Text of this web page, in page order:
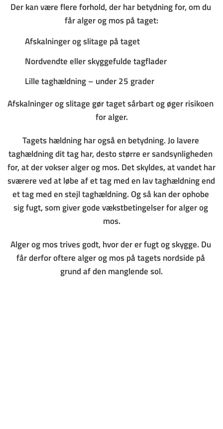
Der kan være flere forhold, der har betydning for, om du
får alger og mos på taget:
Afskalninger og slitage på taget
Nordvendte eller skyggefulde tagflader
Lille taghældning – under 25 grader
Afskalninger og slitage gør taget sårbart og øger risikoen
for alger.
Tagets hældning har også en betydning. Jo lavere
taghældning dit tag har, desto større er sandsynligheden
for, at der vokser alger og mos. Det skyldes, at vandet har
sværere ved at løbe af et tag med en lav taghældning end
et tag med en stejl taghældning. Og så kan der ophobe
sig fugt, som giver gode vækstbetingelser for alger og
mos.
Alger og mos trives godt, hvor der er fugt og skygge. Du
får derfor oftere alger og mos på tagets nordside på
grund af den manglende sol.